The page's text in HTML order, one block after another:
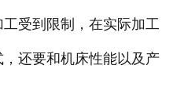
受到限制，在实际加工
还要和机床性能以及产